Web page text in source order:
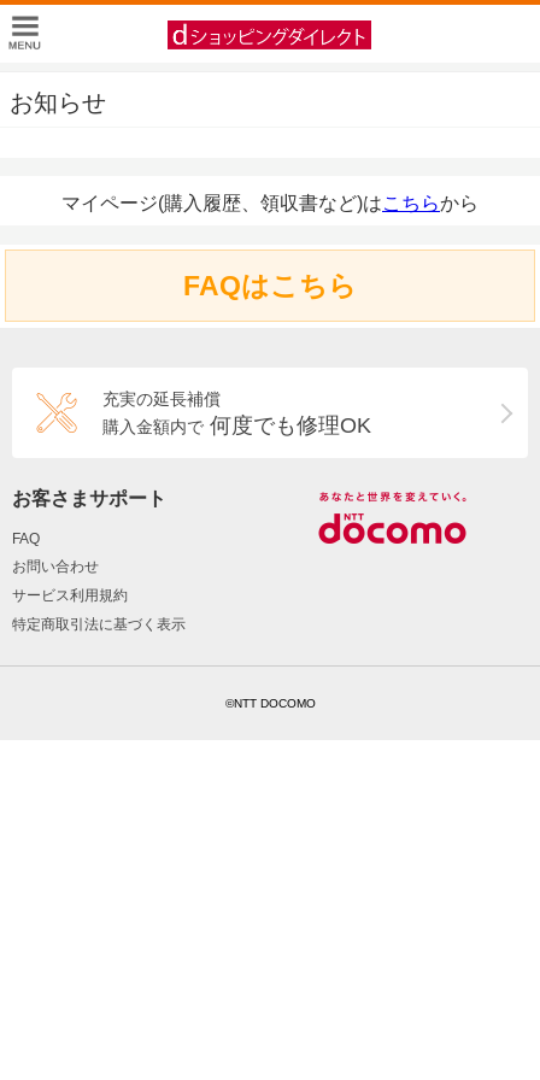
お知らせ
マイページ(購入履歴、領収書など)はこちらから
FAQはこちら
充実の延長補償
購入金額内で 何度でも修理OK
お客さまサポート
FAQ
お問い合わせ
サービス利用規約
特定商取引法に基づく表示
©NTT DOCOMO